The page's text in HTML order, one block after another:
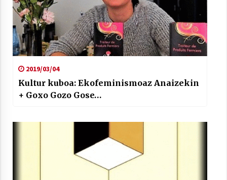
2019/03/04
Kultur kuboa: Ekofeminismoaz Anaizekin
+ Goxo Gozo Gose…